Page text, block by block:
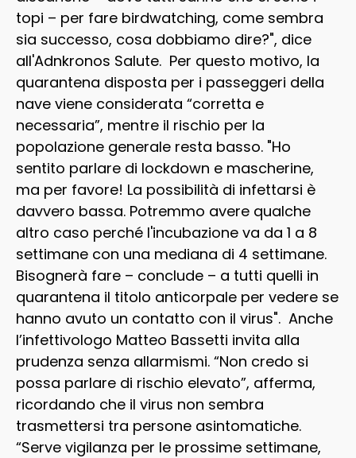
topi – per fare birdwatching, come sembra
sia successo, cosa dobbiamo dire?", dice
all'Adnkronos Salute. Per questo motivo, la
quarantena disposta per i passeggeri della
nave viene considerata “corretta e
necessaria”, mentre il rischio per la
popolazione generale resta basso. "Ho
sentito parlare di lockdown e mascherine,
ma per favore! La possibilità di infettarsi è
davvero bassa. Potremmo avere qualche
altro caso perché l'incubazione va da 1 a 8
settimane con una mediana di 4 settimane.
Bisognerà fare – conclude – a tutti quelli in
quarantena il titolo anticorpale per vedere se
hanno avuto un contatto con il virus". Anche
l’infettivologo Matteo Bassetti invita alla
prudenza senza allarmismi. “Non credo si
possa parlare di rischio elevato”, afferma,
ricordando che il virus non sembra
trasmettersi tra persone asintomatiche.
“Serve vigilanza per le prossime settimane,